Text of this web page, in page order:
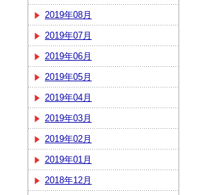
2019年08月
2019年07月
2019年06月
2019年05月
2019年04月
2019年03月
2019年02月
2019年01月
2018年12月